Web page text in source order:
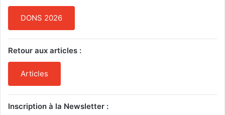
DONS 2026
Retour aux articles :
Articles
Inscription à la Newsletter :